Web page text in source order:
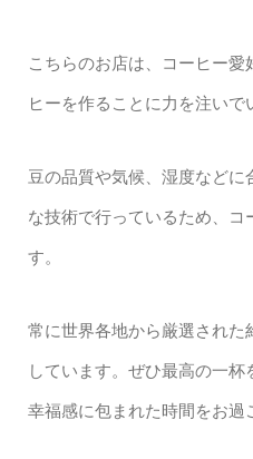
こちらのお店は、コーヒー
ヒーを作ることに力を注いで
豆の品質や気候、湿度など
な技術で行っているため、
す。
常に世界各地から厳選された
しています。ぜひ最高の一
幸福感に包まれた時間をお過